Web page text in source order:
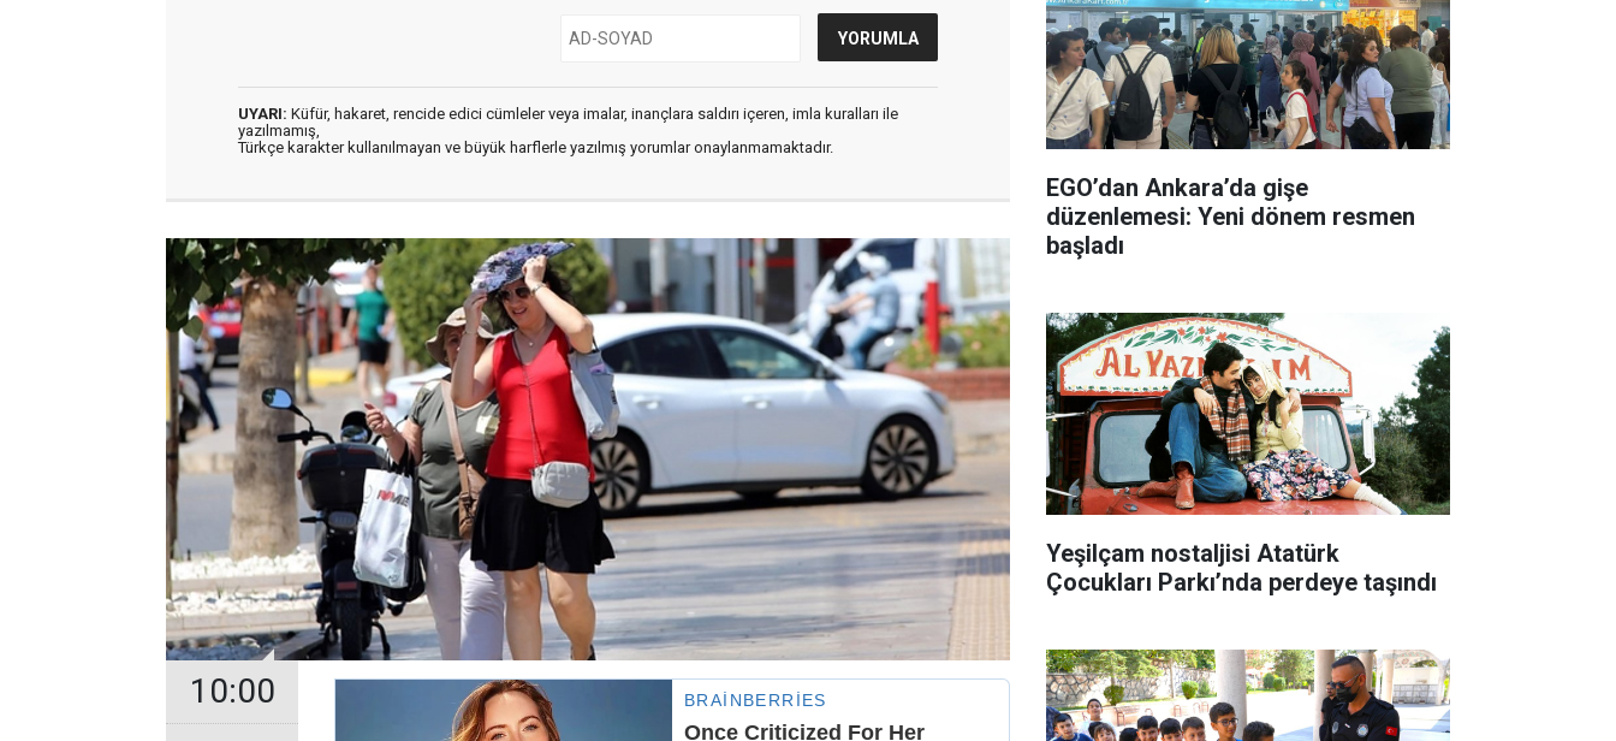
UYARI: Küfür, hakaret, rencide edici cümleler veya imalar, inançlara saldırı içeren, imla kuralları ile
yazılmamış,
Türkçe karakter kullanılmayan ve büyük harflerle yazılmış yorumlar onaylanmamaktadır.
10:00
EGO’dan Ankara’da gişe
düzenlemesi: Yeni dönem resmen
başladı
Yeşilçam nostaljisi Atatürk
Çocukları Parkı’nda perdeye taşındı